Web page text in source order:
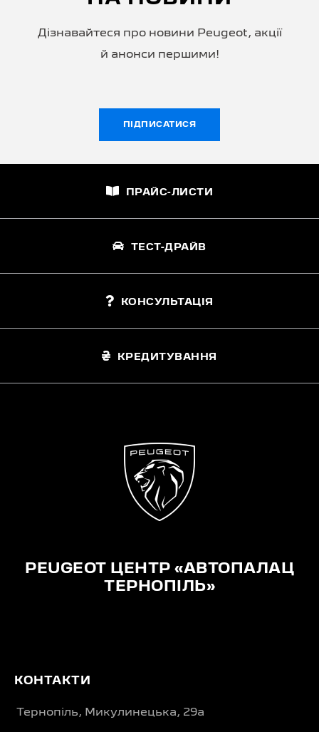
Дізнавайтеся про новини Peugeot, акції
й анонси першими!
ПІДПИСАТИСЯ
ПРАЙС-ЛИСТИ
ТЕСТ-ДРАЙВ
КОНСУЛЬТАЦІЯ
КРЕДИТУВАННЯ
PEUGEOT ЦЕНТР «АВТОПАЛАЦ
ТЕРНОПІЛЬ»
КОНТАКТИ
Тернопіль, Микулинецька, 29а